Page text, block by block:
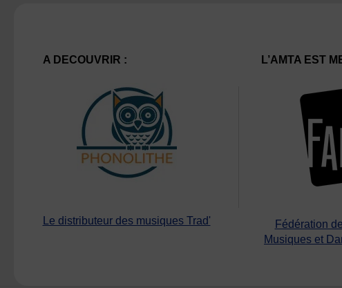
A DECOUVRIR :
Le distributeur des musiques Trad'
L’AMTA EST
Fédération
Musiques et